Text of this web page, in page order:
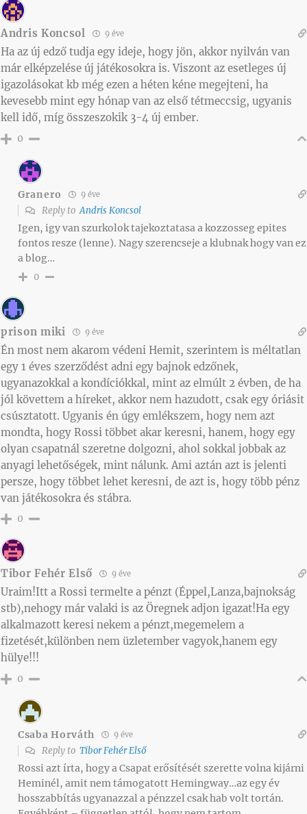
Andris Koncsol 9 éve
Ha az új edző tudja egy ideje, hogy jön, akkor nyilván van
már elképzelése új játékosokra is. Viszont az esetleges új
igazolásokat kb még ezen a héten kéne megejteni, ha
kevesebb mint egy hónap van az első tétmeccsig, ugyanis
kell idő, míg összeszokik 3-4 új ember.
0
Granero 9 éve
Reply toAndris Koncsol
Igen, igy van szurkolok tajekoztatasa a kozzosseg epites
fontos resze (lenne). Nagy szerencseje a klubnak hogy van ez
a blog…
0
prison miki 9 éve
Én most nem akarom védeni Hemit, szerintem is méltatlan
egy 1 éves szerződést adni egy bajnok edzőnek,
ugyanazokkal a kondíciókkal, mint az elmúlt 2 évben, de ha
jól követtem a híreket, akkor nem hazudott, csak egy óriásit
csúsztatott. Ugyanis én úgy emlékszem, hogy nem azt
mondta, hogy Rossi többet akar keresni, hanem, hogy egy
olyan csapatnál szeretne dolgozni, ahol sokkal jobbak az
anyagi lehetőségek, mint nálunk. Ami aztán azt is jelenti
persze, hogy többet lehet keresni, de azt is, hogy több pénz
van játékosokra és stábra.
0
Tibor Fehér Első 9 éve
Uraim!Itt a Rossi termelte a pénzt (Éppel,Lanza,bajnokság
stb),nehogy már valaki is az Öregnek adjon igazat!Ha egy
alkalmazott keresi nekem a pénzt,megemelem a
fizetését,különben nem üzletember vagyok,hanem egy
hülye!!!
0
Csaba Horváth 9 éve
Reply to Tibor Fehér Első
Rossi azt írta, hogy a Csapat erősítését szerette volna kijárni
Heminél, amit nem támogatott Hemingway…az egy év
hosszabbítás ugyanazzal a pénzzel csak hab volt tortán.